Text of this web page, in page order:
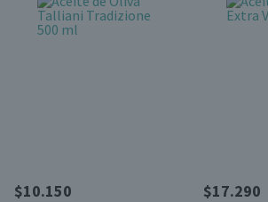
$10.150 $17.290